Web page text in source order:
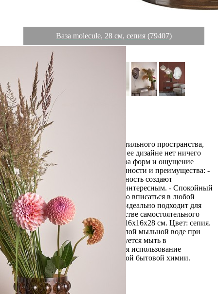
Ваза molecule, 28 см, сепия (79407)
Обзор
Характеристики
Отзывы
Ваза Molecule поможет в создании стильного пространства,
где каждая деталь имеет значение. В ее дизайне нет ничего
лишнего – только чистые линии, игра форм и ощущение
вневременной элегантности. Особенности и преимущества: -
Гладкое стекло и пузырчатая поверхность создают
интересный контраст, делая дизайн интересным. - Спокойный
оттенок вазы позволяет ей органично вписаться в любой
цветовой сценарий. - Ваза Molecule идеально подходит для
живых букетов, сухоцветов и в качестве самостоятельного
декора. Материал: стекло. Размеры: 16х16х28 см. Цвет: сепия.
Вазу можно очищать вручную в теплой мыльной воде при
помощи мягкой губки. Не рекомендуется мыть в
посудомоечной машине. Запрещается использование
абразивных материалов и агрессивной бытовой химии.
Вес
1.4 кг
Глубина
16 см
Высота
28 см